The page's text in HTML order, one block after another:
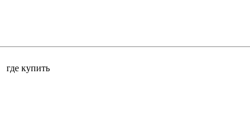
где купить